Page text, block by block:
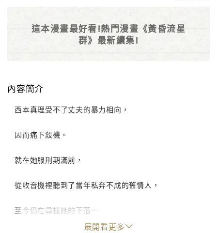
這本漫畫最好看!熱門漫畫《黃昏流星
群》最新續集!
內容簡介
西本真理受不了丈夫的暴力相向，
因而痛下殺機。
就在她服刑期滿前，
從收音機裡聽到了當年私奔不成的舊情人，
至今仍在尋找她的下落…
展開看更多